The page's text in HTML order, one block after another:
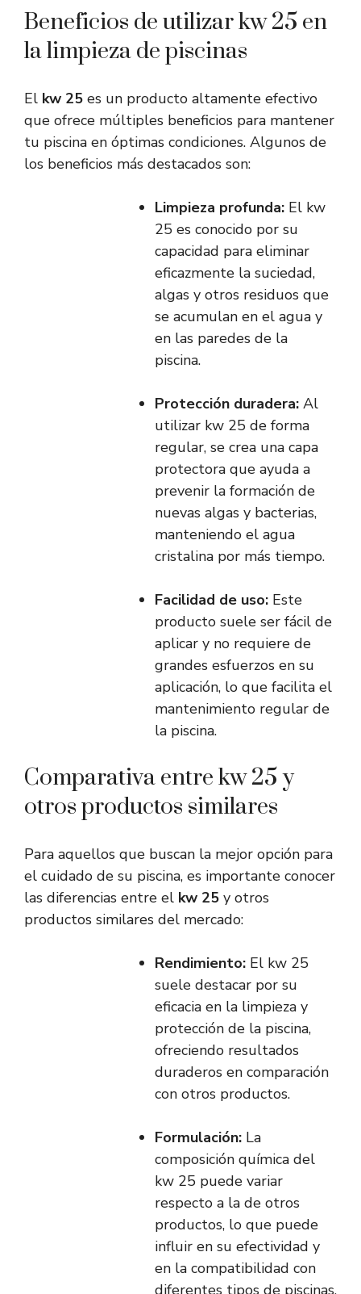
Beneficios de utilizar kw 25 en
la limpieza de piscinas
El kw 25 es un producto altamente efectivo
que ofrece múltiples beneficios para mantener
tu piscina en óptimas condiciones. Algunos de
los beneficios más destacados son:
Limpieza profunda: El kw
25 es conocido por su
capacidad para eliminar
eficazmente la suciedad,
algas y otros residuos que
se acumulan en el agua y
en las paredes de la
piscina.
Protección duradera: Al
utilizar kw 25 de forma
regular, se crea una capa
protectora que ayuda a
prevenir la formación de
nuevas algas y bacterias,
manteniendo el agua
cristalina por más tiempo.
Facilidad de uso: Este
producto suele ser fácil de
aplicar y no requiere de
grandes esfuerzos en su
aplicación, lo que facilita el
mantenimiento regular de
la piscina.
Comparativa entre kw 25 y
otros productos similares
Para aquellos que buscan la mejor opción para
el cuidado de su piscina, es importante conocer
las diferencias entre el kw 25 y otros
productos similares del mercado:
Rendimiento: El kw 25
suele destacar por su
eficacia en la limpieza y
protección de la piscina,
ofreciendo resultados
duraderos en comparación
con otros productos.
Formulación: La
composición química del
kw 25 puede variar
respecto a la de otros
productos, lo que puede
influir en su efectividad y
en la compatibilidad con